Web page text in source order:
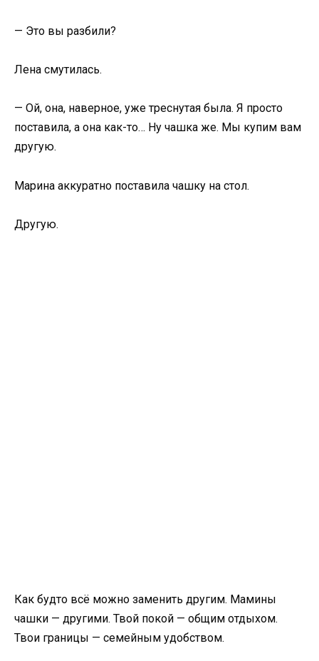
— Это вы разбили?
Лена смутилась.
— Ой, она, наверное, уже треснутая была. Я просто
поставила, а она как-то… Ну чашка же. Мы купим вам
другую.
Марина аккуратно поставила чашку на стол.
Другую.
Как будто всё можно заменить другим. Мамины
чашки — другими. Твой покой — общим отдыхом.
Твои границы — семейным удобством.